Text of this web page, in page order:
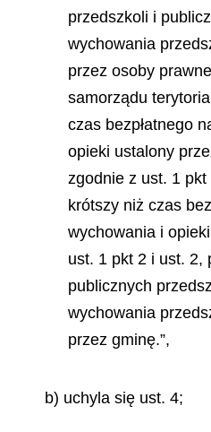
przedszkoli i
wychowania
przez osoby
samorządu
czas bezpłatnego
opieki ustalony
zgodnie z ust. 1
krótszy niż czas
wychowania i
ust. 1 pkt 2 i ust. 2,
publicznych
wychowania
przez gminę.”,
b) uchyla się ust. 4;